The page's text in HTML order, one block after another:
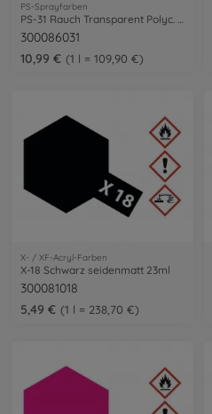
PS-Sprayfarben
PS-31 Rauch Transparent Polyc. 100ml
300086031
10,99 €
1 l = 109,90 €
X- / XF-Acryl-Farben
X-18 Schwarz seidenmatt 23ml
300081018
5,49 €
1 l = 238,70 €